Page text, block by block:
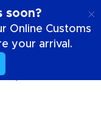
soon?
Online Customs
your arrival.
och öturer